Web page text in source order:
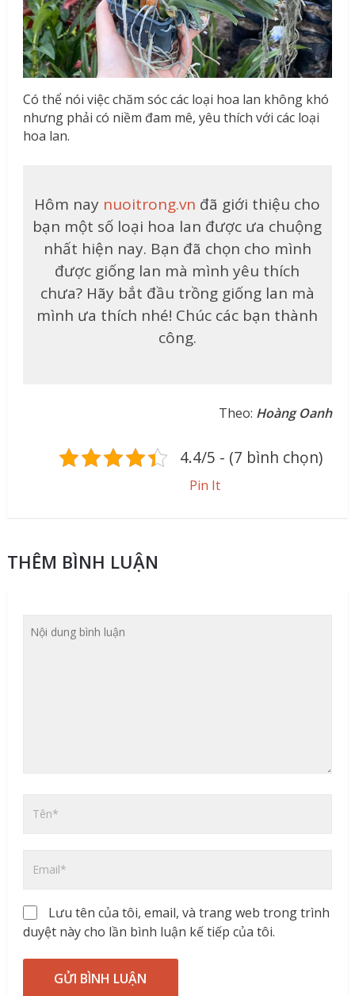
Có thể nói việc chăm sóc các loại hoa lan không khó
nhưng phải có niềm đam mê, yêu thích với các loại
hoa lan.
Hôm nay nuoitrong.vn đã giới thiệu cho
bạn một số loại hoa lan được ưa chuộng
nhất hiện nay. Bạn đã chọn cho mình
được giống lan mà mình yêu thích
chưa? Hãy bắt đầu trồng giống lan mà
mình ưa thích nhé! Chúc các bạn thành
công.
Theo: Hoàng Oanh
4.4/5 - (7 bình chọn)
Pin It
THÊM BÌNH LUẬN
Lưu tên của tôi, email, và trang web trong trình
duyệt này cho lần bình luận kế tiếp của tôi.